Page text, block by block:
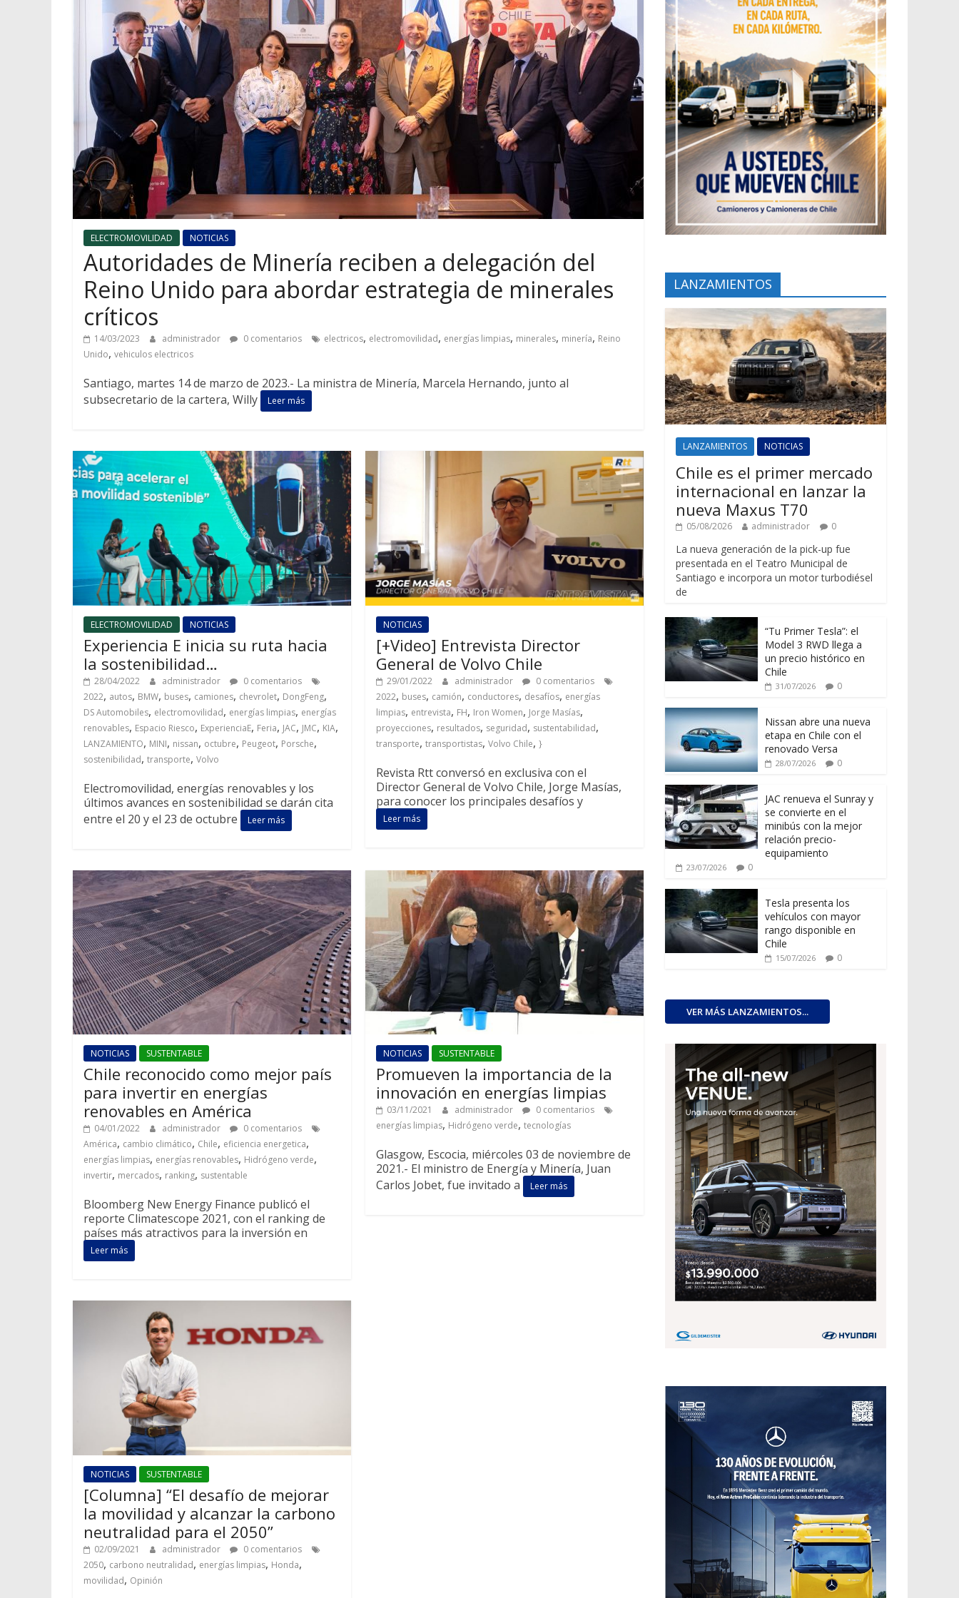
ELECTROMOVILIDAD NOTICIAS
Autoridades de Minería reciben a delegación del
Reino Unido para abordar estrategia de minerales
críticos
14/03/2023 administrador 0 comentarios electricos, electromovilidad, energías limpias, minerales, minería, Reino
Unido, vehiculos electricos
Santiago, martes 14 de marzo de 2023.- La ministra de Minería, Marcela Hernando, junto al
subsecretario de la cartera, Willy
Leer más
ELECTROMOVILIDAD NOTICIAS
Experiencia E inicia su ruta hacia
la sostenibilidad…
28/04/2022 administrador
0 comentarios
2022, autos, BMW, buses, camiones, chevrolet, DongFeng,
DS Automobiles, electromovilidad, energías limpias, energías
renovables, Espacio Riesco, ExperienciaE, Feria, JAC, JMC, KIA,
LANZAMIENTO, MINI, nissan, octubre, Peugeot, Porsche,
sostenibilidad, transporte, Volvo
Electromovilidad, energías renovables y los
últimos avances en sostenibilidad se darán cita
entre el 20 y el 23 de octubre
Leer más
NOTICIAS
[+Video] Entrevista Director
General de Volvo Chile
29/01/2022 administrador
0 comentarios
2022, buses, camión, conductores, desafíos, energías
limpias, entrevista, FH, Iron Women, Jorge Masías,
proyecciones, resultados, seguridad, sustentabilidad,
transporte,transportistas,Volvo Chile,}
Revista Rtt conversó en exclusiva con el
Director General de Volvo Chile, Jorge Masías,
para conocer los principales desafíos y
Leer más
NOTICIAS SUSTENTABLE
Chile reconocido como mejor país
para invertir en energías
renovables en América
04/01/2022 administrador
0 comentarios
América, cambio climático, Chile, eficiencia energetica,
energías limpias, energías renovables, Hidrógeno verde,
invertir, mercados, ranking, sustentable
Bloomberg New Energy Finance publicó el
reporte Climatescope 2021, con el ranking de
países más atractivos para la inversión en
Leer más
NOTICIAS SUSTENTABLE
Promueven la importancia de la
innovación en energías limpias
03/11/2021 administrador
0 comentarios
energías limpias, Hidrógeno verde,tecnologías
Glasgow, Escocia, miércoles 03 de noviembre de
2021.- El ministro de Energía y Minería, Juan
Carlos Jobet, fue invitado a
Leer más
NOTICIAS SUSTENTABLE
[Columna] “El desafío de mejorar
la movilidad y alcanzar la carbono
neutralidad para el 2050”
02/09/2021 administrador
0 comentarios
2050, carbono neutralidad, energías limpias, Honda,
movilidad, Opinión
LANZAMIENTOS
LANZAMIENTOS NOTICIAS
Chile es el primer mercado
internacional en lanzar la
nueva Maxus T70
05/08/2026 administrador 0
La nueva generación de la pick-up fue
presentada en el Teatro Municipal de
Santiago e incorpora un motor turbodiésel
de
“Tu Primer Tesla”: el
Model 3 RWD llega a
un precio histórico en
Chile
31/07/2026 0
Nissan abre una nueva
etapa en Chile con el
renovado Versa
28/07/2026 0
JAC renueva el Sunray y
se convierte en el
minibús con la mejor
relación precio-
equipamiento
23/07/2026 0
Tesla presenta los
vehículos con mayor
rango disponible en
Chile
15/07/2026 0
VER MÁS LANZAMIENTOS...